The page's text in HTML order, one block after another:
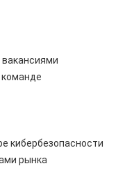
кибербезопасности
рынка